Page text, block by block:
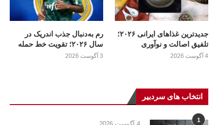
جدیدترین غذاهای ایرانی ۲۰۲۶؛
تلفیق اصالت و نوآوری
4 آگوست 2026
رم به‌دنبال جذب اندریک در
سال ۲۰۲۶؛ تقویت خط حمله
3 آگوست 2026
انتخاب های سردبیر
1